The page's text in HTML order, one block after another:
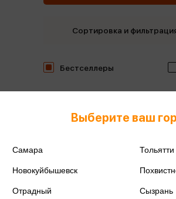
Бестселлеры
Сортировка и
Выберите ваш
Самара Тольятти
Новокуйбышевск
Отрадный Сызрань